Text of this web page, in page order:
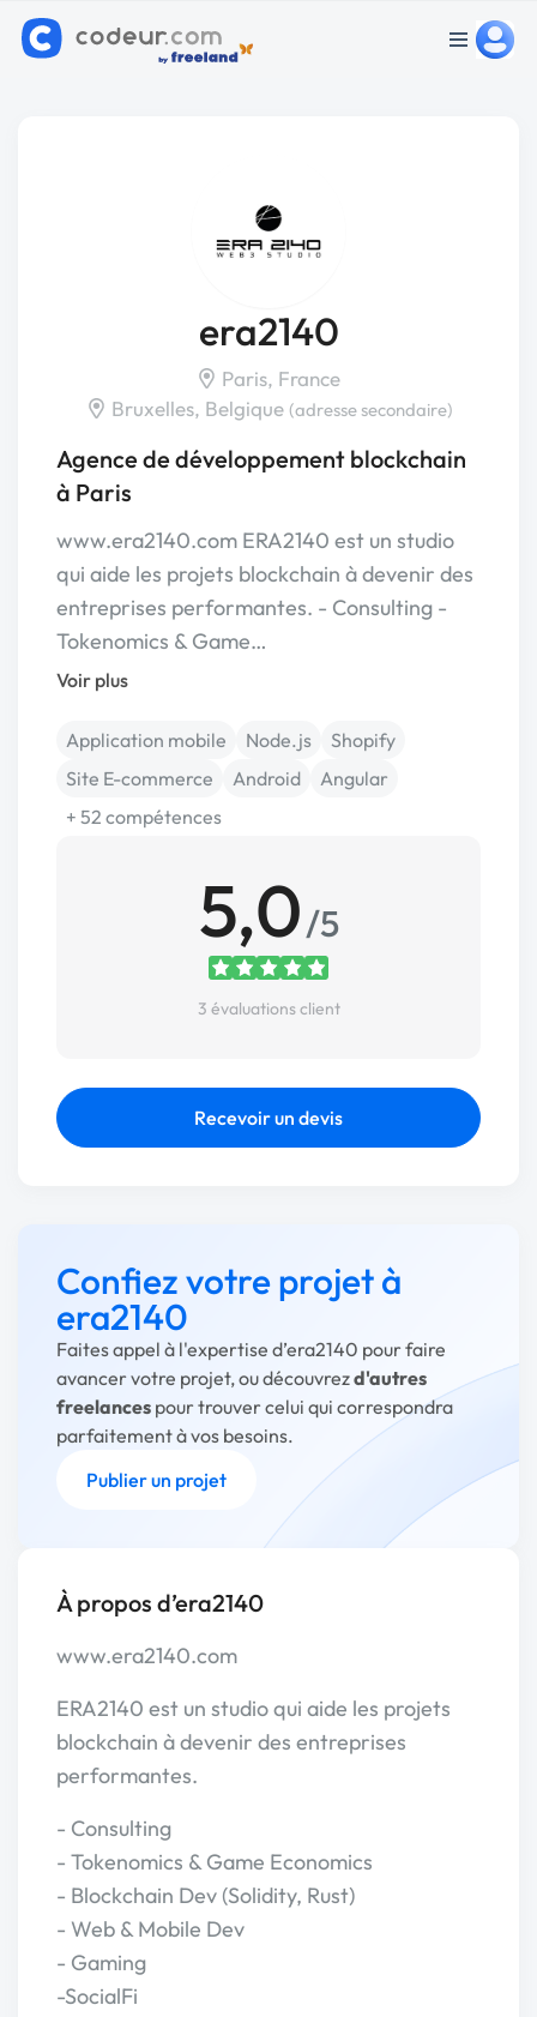
era2140
Paris, France
Bruxelles, Belgique (adresse secondaire)
Agence de développement blockchain
à Paris
www.era2140.com ERA2140 est un studio
qui aide les projets blockchain à devenir des
entreprises performantes. - Consulting -
Tokenomics & Game…
Voir plus
Application mobile Node.js
Shopify
Site E-commerce
Android
Angular
+ 52 compétences
5,0/5
3 évaluations client
Recevoir un devis
Confiez votre projet à
era2140
Faites appel à l'expertise d’era2140 pour faire
avancer votre projet, ou découvrezd'autres
freelances pour trouver celui qui correspondra
parfaitement à vos besoins.
Publier un projet
À propos d’era2140
www.era2140.com
ERA2140 est un studio qui aide les projets
blockchain à devenir des entreprises
performantes.
- Consulting
- Tokenomics & Game Economics
- Blockchain Dev (Solidity, Rust)
- Web & Mobile Dev
- Gaming
-SocialFi